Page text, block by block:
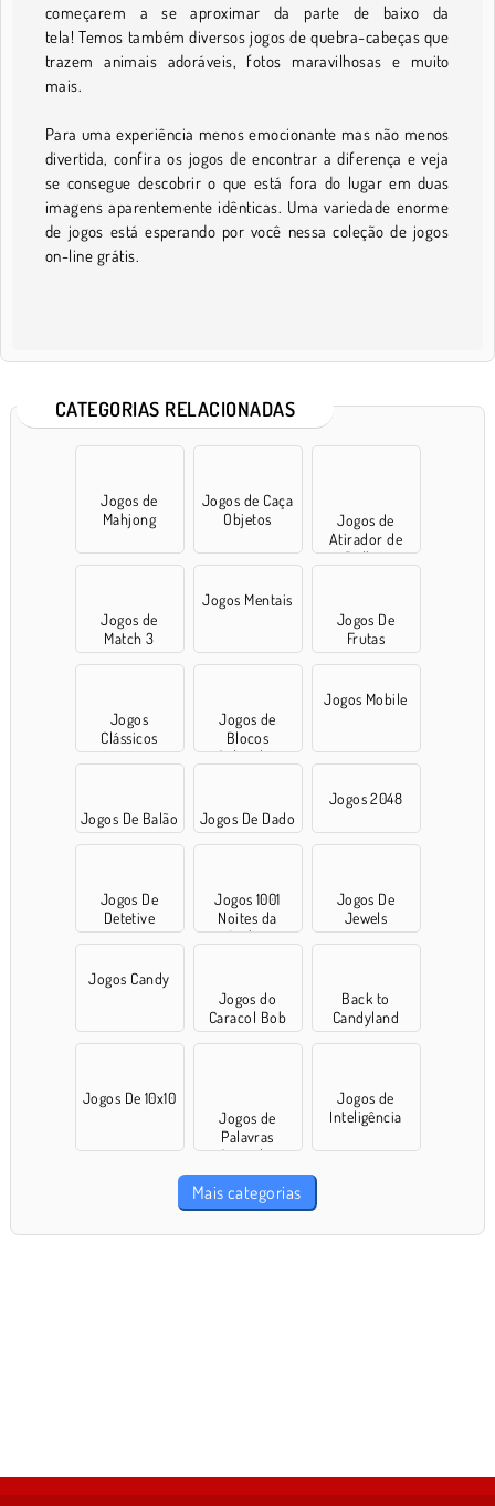
começarem a se aproximar da parte de baixo da
tela! Temos também diversos jogos de quebra-cabeças que
trazem animais adoráveis, fotos maravilhosas e muito
mais.
Para uma experiência menos emocionante mas não menos
divertida, confira os jogos de encontrar a diferença e veja
se consegue descobrir o que está fora do lugar em duas
imagens aparentemente idênticas. Uma variedade enorme
de jogos está esperando por você nessa coleção de jogos
on-line grátis.
CATEGORIAS RELACIONADAS
Jogos de
Mahjong
Jogos de Caça
Objetos
Jogos de
Atirador de
Bolhas
Jogos de
Match 3
Jogos Mentais
Jogos De
Frutas
Jogos
Clássicos
Jogos de
Blocos
Coloridos
Jogos Mobile
Jogos De Balão Jogos De Dado
Jogos 2048
Jogos De
Detetive
Jogos 1001
Noites da
Arábia
Jogos De
Jewels
Jogos Candy
Jogos do
Caracol Bob
Back to
Candyland
Jogos De 10x10
Jogos de
Palavras
Cruzadas
Jogos de
Inteligência
Mais categorias